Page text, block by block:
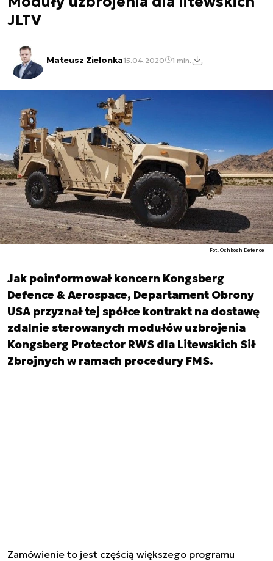
JLTV
Mateusz Zielonka15.04.2020 1 min.
Fot. Oshkosh Defence
Jak poinformował koncern Kongsberg
Defence & Aerospace, Departament Obrony
USA przyznał tej spółce kontrakt na dostawę
zdalnie sterowanych modułów uzbrojenia
Kongsberg Protector RWS dla Litewskich Sił
Zbrojnych w ramach procedury FMS.
Zamówienie to jest częścią większego programu